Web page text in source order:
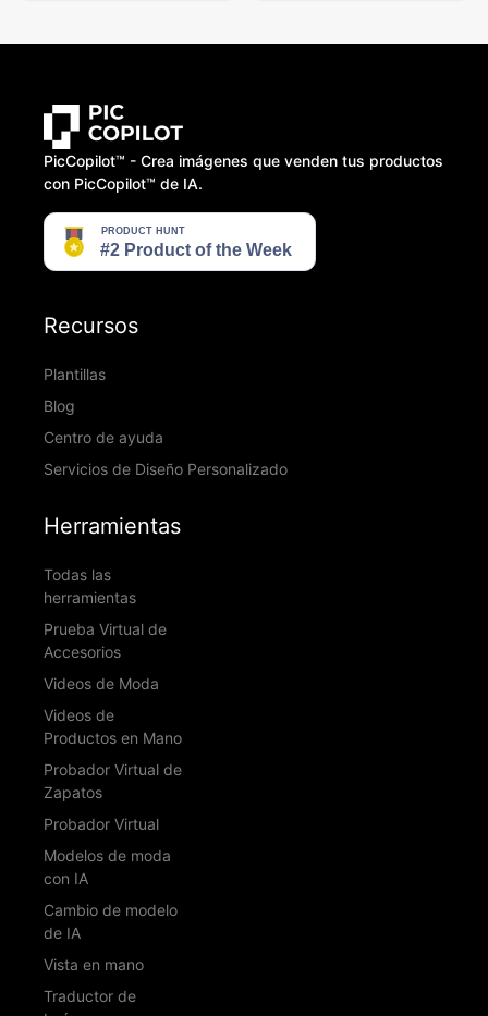
PicCopilot™️ - Crea imágenes que venden tus productos
con PicCopilot™️ de IA.
Recursos
Plantillas
Blog
Centro de ayuda
Servicios de Diseño Personalizado
Herramientas
Todas las
herramientas
Prueba Virtual de
Accesorios
Videos de Moda
Videos de
Productos en Mano
Probador Virtual de
Zapatos
Probador Virtual
Modelos de moda
con IA
Cambio de modelo
de IA
Vista en mano
Traductor de